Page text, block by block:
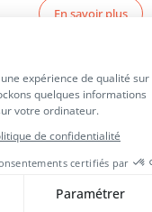
En savoir plus